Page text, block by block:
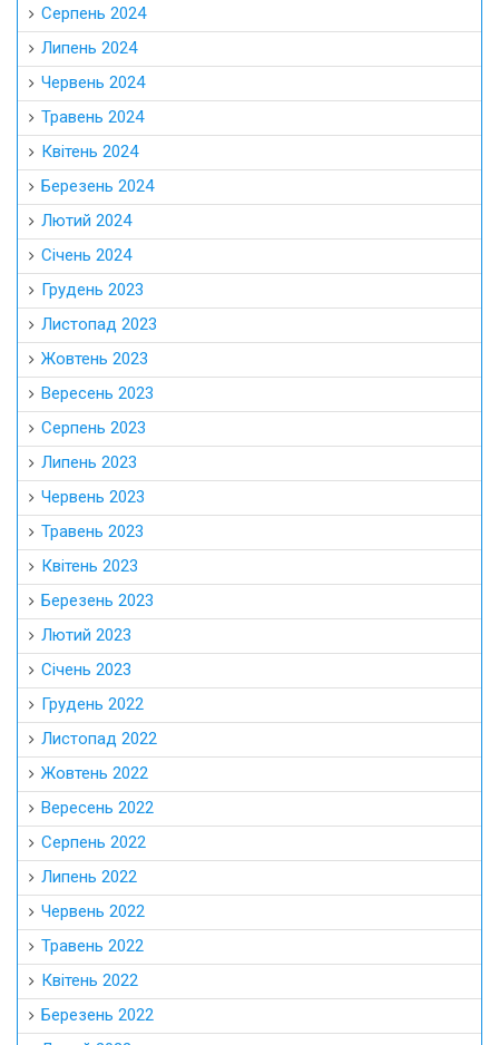
Серпень 2024
Липень 2024
Червень 2024
Травень 2024
Квітень 2024
Березень 2024
Лютий 2024
Січень 2024
Грудень 2023
Листопад 2023
Жовтень 2023
Вересень 2023
Серпень 2023
Липень 2023
Червень 2023
Травень 2023
Квітень 2023
Березень 2023
Лютий 2023
Січень 2023
Грудень 2022
Листопад 2022
Жовтень 2022
Вересень 2022
Серпень 2022
Липень 2022
Червень 2022
Травень 2022
Квітень 2022
Березень 2022